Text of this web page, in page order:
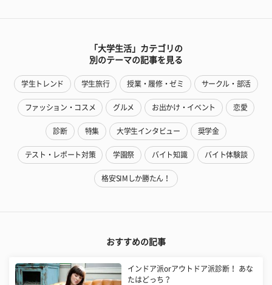
「大学生活」カテゴリの
別のテーマの記事を見る
学生トレンド 学生旅行 授業・履修・ゼミ サークル・部活
ファッション・コスメ グルメ お出かけ・イベント 恋愛
診断 特集 大学生インタビュー 奨学金
テスト・レポート対策 学園祭 バイト知識 バイト体験談
格安SIMしか勝たん！
おすすめの記事
インドア派orアウトドア派診断！ あな
たはどっち？